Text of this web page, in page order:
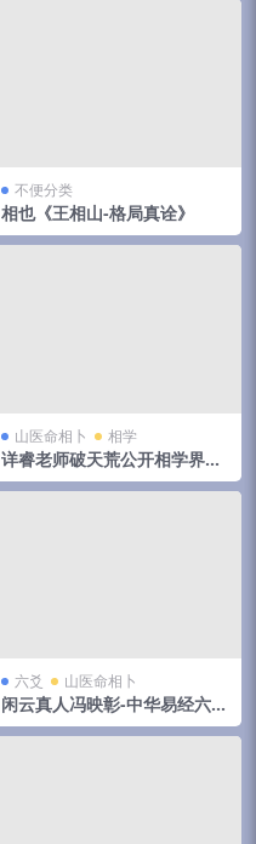
不便分类
相也《王相山-格局真诠》
山医命相卜 相学
详睿老师破天荒公开相学界不
传之秘法
六爻 山医命相卜
闲云真人冯映彰-中华易经六爻
实用预测技术讲义352页